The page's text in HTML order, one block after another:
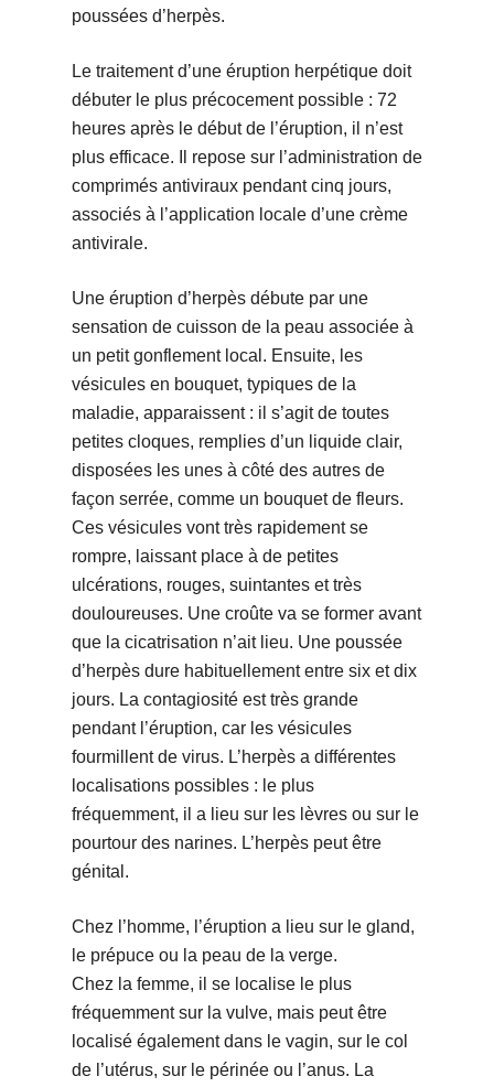
poussées d’herpès.
Le traitement d’une éruption herpétique doit
débuter le plus précocement possible : 72
heures après le début de l’éruption, il n’est
plus efficace. Il repose sur l’administration de
comprimés antiviraux pendant cinq jours,
associés à l’application locale d’une crème
antivirale.
Une éruption d’herpès débute par une
sensation de cuisson de la peau associée à
un petit gonflement local. Ensuite, les
vésicules en bouquet, typiques de la
maladie, apparaissent : il s’agit de toutes
petites cloques, remplies d’un liquide clair,
disposées les unes à côté des autres de
façon serrée, comme un bouquet de fleurs.
Ces vésicules vont très rapidement se
rompre, laissant place à de petites
ulcérations, rouges, suintantes et très
douloureuses. Une croûte va se former avant
que la cicatrisation n’ait lieu. Une poussée
d’herpès dure habituellement entre six et dix
jours. La contagiosité est très grande
pendant l’éruption, car les vésicules
fourmillent de virus. L’herpès a différentes
localisations possibles : le plus
fréquemment, il a lieu sur les lèvres ou sur le
pourtour des narines. L’herpès peut être
génital.
Chez l’homme, l’éruption a lieu sur le gland,
le prépuce ou la peau de la verge.
Chez la femme, il se localise le plus
fréquemment sur la vulve, mais peut être
localisé également dans le vagin, sur le col
de l’utérus, sur le périnée ou l’anus. La